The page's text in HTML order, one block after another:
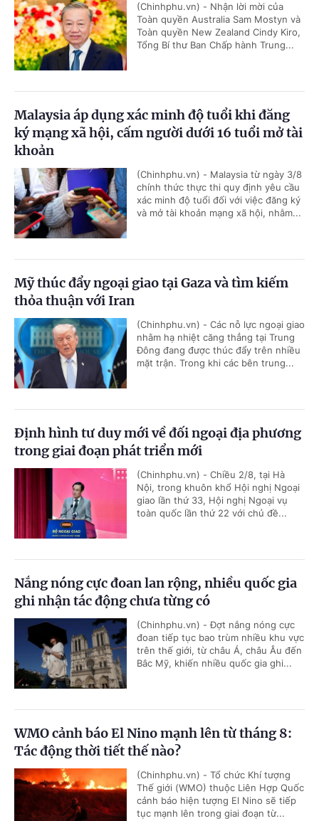
(Chinhphu.vn) - Nhận lời mời của
Toàn quyền Australia Sam Mostyn và
Toàn quyền New Zealand Cindy Kiro,
Tổng Bí thư Ban Chấp hành Trung...
Malaysia áp dụng xác minh độ tuổi khi đăng
ký mạng xã hội, cấm người dưới 16 tuổi mở tài
khoản
(Chinhphu.vn) - Malaysia từ ngày 3/8
chính thức thực thi quy định yêu cầu
xác minh độ tuổi đối với việc đăng ký
và mở tài khoản mạng xã hội, nhằm...
Mỹ thúc đẩy ngoại giao tại Gaza và tìm kiếm
thỏa thuận với Iran
(Chinhphu.vn) - Các nỗ lực ngoại giao
nhằm hạ nhiệt căng thẳng tại Trung
Đông đang được thúc đẩy trên nhiều
mặt trận. Trong khi các bên trung...
Định hình tư duy mới về đối ngoại địa phương
trong giai đoạn phát triển mới
(Chinhphu.vn) - Chiều 2/8, tại Hà
Nội, trong khuôn khổ Hội nghị Ngoại
giao lần thứ 33, Hội nghị Ngoại vụ
toàn quốc lần thứ 22 với chủ đề...
Nắng nóng cực đoan lan rộng, nhiều quốc gia
ghi nhận tác động chưa từng có
(Chinhphu.vn) - Đợt nắng nóng cực
đoan tiếp tục bao trùm nhiều khu vực
trên thế giới, từ châu Á, châu Âu đến
Bắc Mỹ, khiến nhiều quốc gia ghi...
WMO cảnh báo El Nino mạnh lên từ tháng 8:
Tác động thời tiết thế nào?
(Chinhphu.vn) - Tổ chức Khí tượng
Thế giới (WMO) thuộc Liên Hợp Quốc
cảnh báo hiện tượng El Nino sẽ tiếp
tục mạnh lên trong giai đoạn từ...